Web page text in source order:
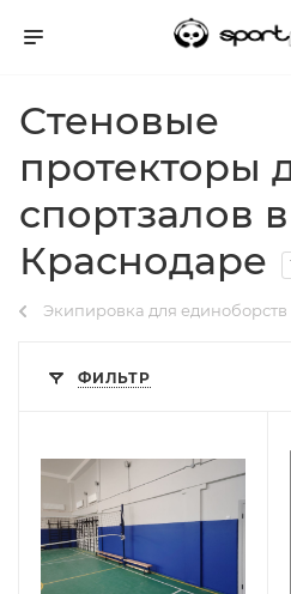
Стеновые
протекторы
спортзалов в
Краснодаре
Экипировка для
ФИЛЬТР